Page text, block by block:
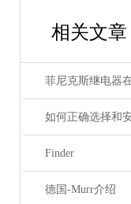
相关文章
Finder
德国-Murr介绍